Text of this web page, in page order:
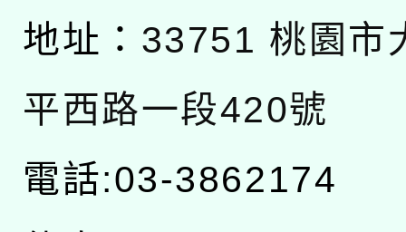
地址： 33751 桃園市
平西路一段420號
電話:03-3862174